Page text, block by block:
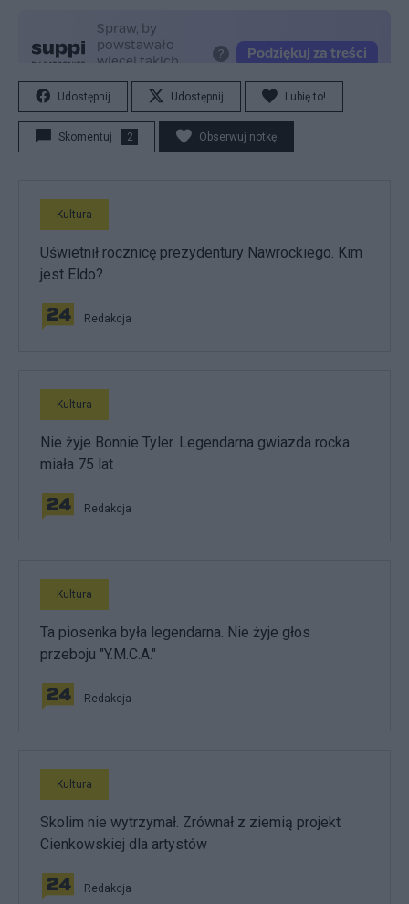
Udostępnij Udostępnij Lubię to!
Skomentuj 2 Obserwuj notkę
Kultura
Uświetnił rocznicę prezydentury Nawrockiego. Kim
jest Eldo?
Redakcja
Kultura
Nie żyje Bonnie Tyler. Legendarna gwiazda rocka
miała 75 lat
Redakcja
Kultura
Ta piosenka była legendarna. Nie żyje głos
przeboju "Y.M.C.A."
Redakcja
Kultura
Skolim nie wytrzymał. Zrównał z ziemią projekt
Cienkowskiej dla artystów
Redakcja